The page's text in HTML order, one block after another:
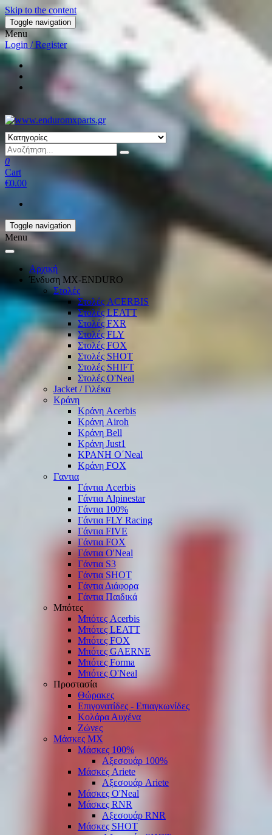
Skip to the content
Toggle navigation
Menu
Login / Register
0
Cart
€0.00
Toggle navigation
Menu
Αρχική
Ένδυση ΜΧ-ΕΝDURO
Στολές
Στολές ACERBIS
Στολές LEATT
Στολές FXR
Στολές FLY
Στολές FOX
Στολές SHOT
Στολές SHIFT
Στολές O'Neal
Jacket / Γιλέκα
Κράνη
Κράνη Acerbis
Κράνη Airoh
Κράνη Bell
Κράνη Just1
ΚΡΑΝΗ O΄Νeal
Κράνη FOX
Γαντια
Γάντια Acerbis
Γάντια Alpinestar
Γάντια 100%
Γάντια FLY Racing
Γάντια FIVE
Γάντια FOX
Γάντια O'Νeal
Γάντια S3
Γάντια SHOT
Γάντια Διάφορα
Γάντια Παιδικά
Μπότες
Μπότες Acerbis
Μπότες LEATT
Μπότες FOX
Μπότες GAERNE
Μπότες Forma
Μπότες O'Neal
Προστασία
Θώρακες
Επιγονατίδες - Επιαγκωνίδες
Κολάρα Αυχένα
Ζώνες
Μάσκες ΜΧ
Μάσκες 100%
Αξεσουάρ 100%
Μάσκες Ariete
Αξεσουάρ Ariete
Μάσκες O'Neal
Μάσκες RNR
Αξεσουάρ RNR
Μάσκες SHOT